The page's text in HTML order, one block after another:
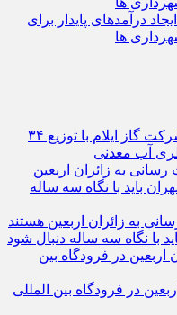
درآمدهای پایدار برای
ها
خدمت رسانی گسترده موکب شرکت گاز ایلام با توزیع ۳۴
به زائران اربعین هستند
با نگاه سه‌ ساله دنبال شود
در فرودگاه بین المللی